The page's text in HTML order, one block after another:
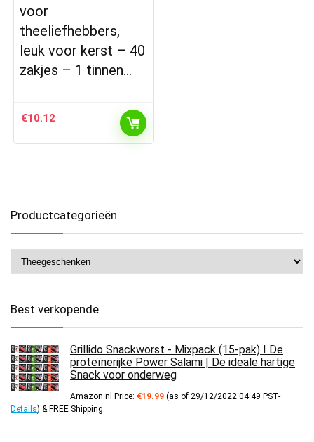
voor
theeliefhebbers,
leuk voor kerst – 40
zakjes – 1 tinnen…
€10.12
Productcategorieën
Best verkopende
Grillido Snackworst - Mixpack (15-pak) I De
proteïnerijke Power Salami | De ideale hartige
Snack voor onderweg
Amazon.nl Price: €19.99 (as of 29/12/2022 04:49 PST-
Details) & FREE Shipping.